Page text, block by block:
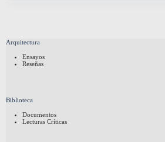
Arquitectura
Ensayos
Reseñas
Biblioteca
Documentos
Lecturas Críticas